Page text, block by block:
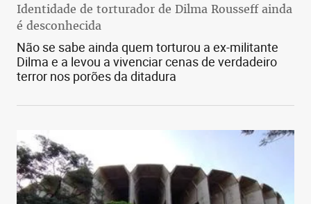
Identidade de torturador de Dilma Rousseff ainda
é desconhecida
Não se sabe ainda quem torturou a ex-militante
Dilma e a levou a vivenciar cenas de verdadeiro
terror nos porões da ditadura